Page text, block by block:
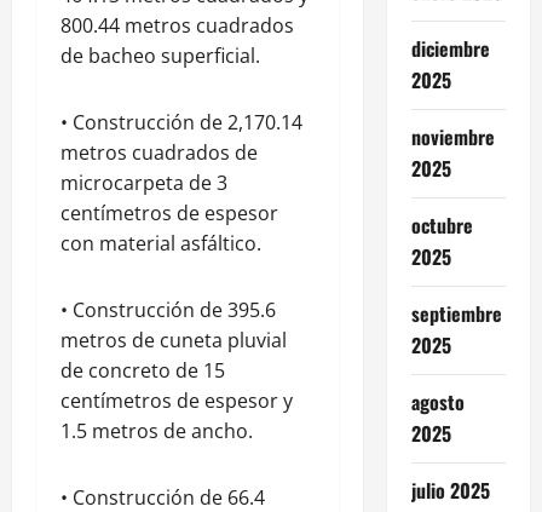
800.44 metros cuadrados
de bacheo superficial.
• Construcción de 2,170.14
metros cuadrados de
microcarpeta de 3
centímetros de espesor
con material asfáltico.
• Construcción de 395.6
metros de cuneta pluvial
de concreto de 15
centímetros de espesor y
1.5 metros de ancho.
• Construcción de 66.4
diciembre
2025
noviembre
2025
octubre
2025
septiembre
2025
agosto
2025
julio 2025